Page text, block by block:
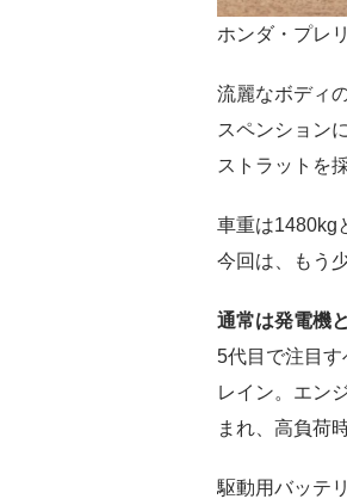
ホンダ・プレ
流麗なボディ
スペンション
ストラットを
車重は1480kg
今回は、もう
通常は発電機
5代目で注目
レイン。エン
まれ、高負荷
駆動用バッテ